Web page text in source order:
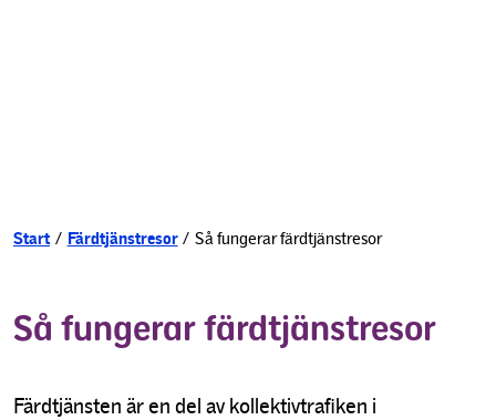
Start / Färdtjänstresor / Så fungerar färdtjänstresor
Så fungerar färdtjänstresor
Färdtjänsten är en del av kollektivtrafiken i